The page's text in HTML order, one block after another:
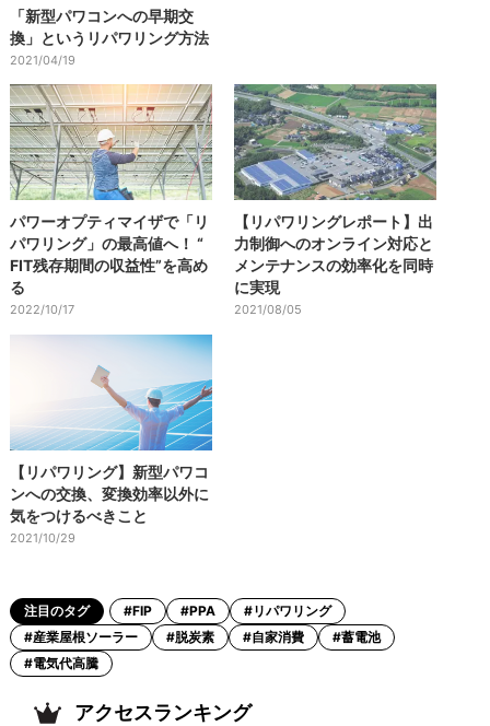
「新型パワコンへの早期交
換」というリパワリング方法
2021/04/19
パワーオプティマイザで「リ
パワリング」の最高値へ！ “
FIT残存期間の収益性”を高め
る
2022/10/17
【リパワリングレポート】出
力制御へのオンライン対応と
メンテナンスの効率化を同時
に実現
2021/08/05
【リパワリング】新型パワコ
ンへの交換、変換効率以外に
気をつけるべきこと
2021/10/29
注目のタグ #FIP #PPA
#リパワリング
#産業屋根ソーラー
#脱炭素 #自家消費
#蓄電池
#電気代高騰
アクセスランキング